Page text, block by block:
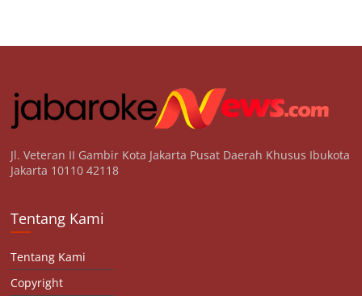
Jl. Veteran II Gambir Kota Jakarta Pusat Daerah Khusus Ibukota
Jakarta 10110 42118
Tentang Kami
Tentang Kami
Copyright